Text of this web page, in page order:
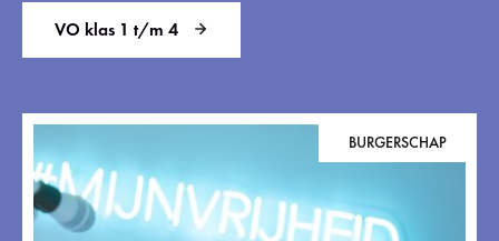
VO klas 1 t/m 4
BURGERSCHAP